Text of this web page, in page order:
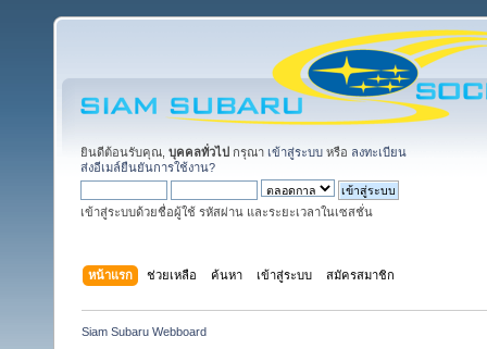
ยินดีต้อนรับคุณ, บุคคลทั่วไป กรุณา เข้าสู่ระบบ หรือ ลงทะเบียน
ส่งอีเมล์ยืนยันการใช้งาน?
เข้าสู่ระบบด้วยชื่อผู้ใช้ รหัสผ่าน และระยะเวลาในเซสชั่น
หน้าแรก ช่วยเหลือ ค้นหา เข้าสู่ระบบ สมัครสมาชิก
Siam Subaru Webboard